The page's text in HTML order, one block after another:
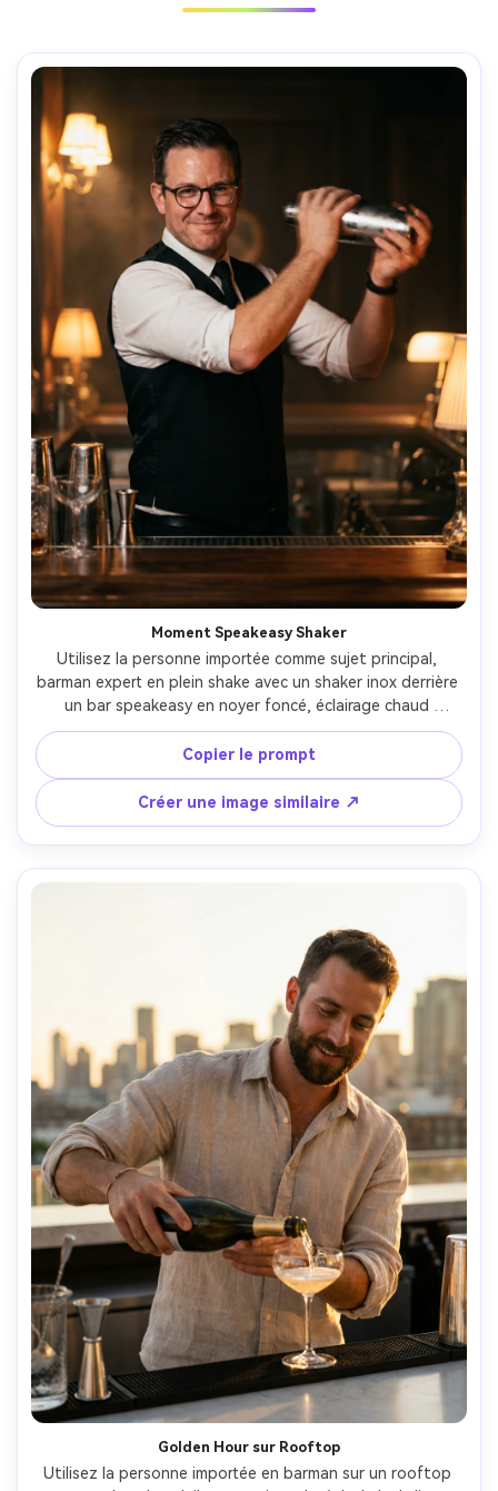
Moment Speakeasy Shaker
Utilisez la personne importée comme sujet principal,
barman expert en plein shake avec un shaker inox derrière
un bar speakeasy en noyer foncé, éclairage chaud
tungstène, légère brume, verrerie vintage, expression
assurée, gilet noir et chemise blanche impeccable,
profondeur de champ réduite, prise avec Sony A7IV 85mm
f/1.4, texture de peau photoréaliste, colorimétrie
éditoriale de nuit --ar 4:5
Copier le prompt
Créer une image similaire ↗
Golden Hour sur Rooftop
Utilisez la personne importée en barman sur un rooftop